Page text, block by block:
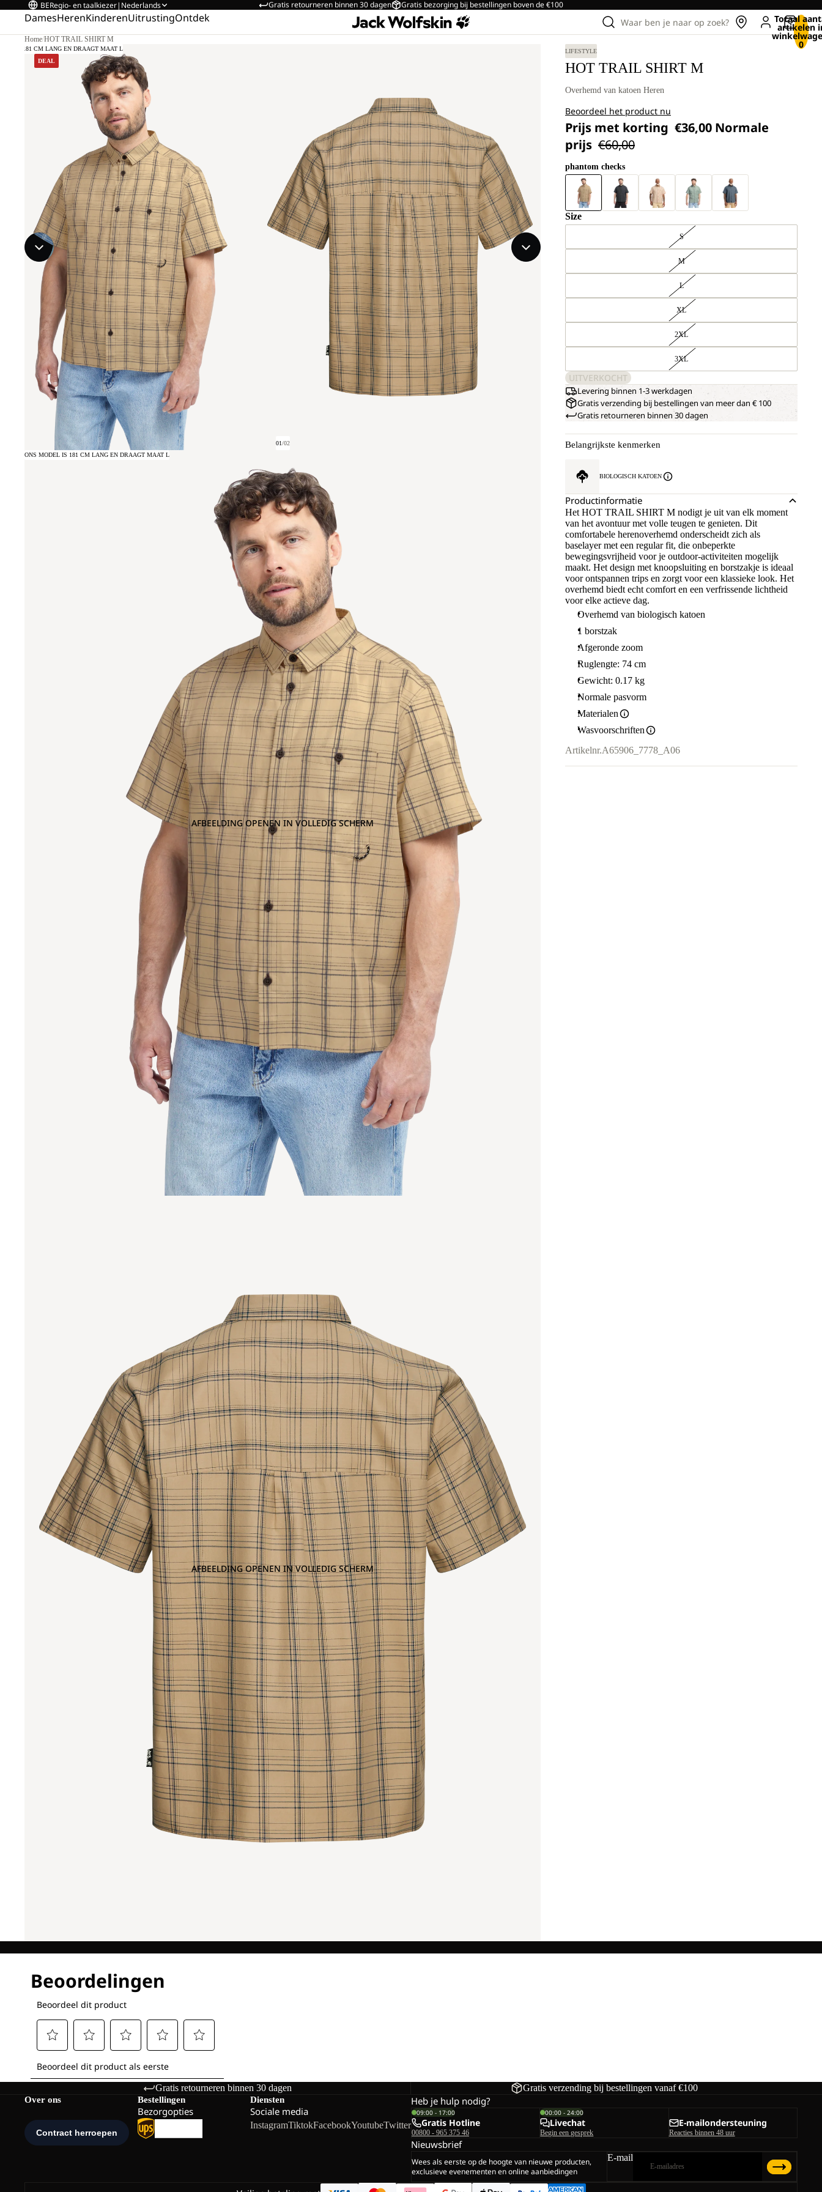
Gratis retourneren binnen 30 dagen Gratis bezorging bij bestellingen boven de €100
BERegio- en taalkiezer| Nederlands
DamesHerenKinderenUitrustingOntdek Waar ben je naar op zoek? Totaal
artikelen
0
Home/HOT TRAIL SHIRT M
DEAL
IS 181 CM LANG EN DRAAGT MAAT L
01/02
AFBEELDING OPENEN IN VOLLEDIG SCHERM
ONS MODEL IS 181 CM LANG EN DRAAGT MAAT L
AFBEELDING OPENEN IN VOLLEDIG SCHERM
LIFESTYLE
HOT TRAIL SHIRT M
Overhemd van katoen Heren
Beoordeel het product nu
Prijs met korting €36,00 Normale
prijs €60,00
phantom checks
Size
S
M
L
XL
2XL
3XL
UITVERKOCHT
Levering binnen 1-3 werkdagen
Gratis verzending bij bestellingen van meer dan € 100
Gratis retourneren binnen 30 dagen
Belangrijkste kenmerken
BIOLOGISCH KATOEN
Productinformatie
Het HOT TRAIL SHIRT M nodigt je uit van elk moment
van het avontuur met volle teugen te genieten. Dit
comfortabele herenoverhemd onderscheidt zich als
baselayer met een regular fit, die onbeperkte
bewegingsvrijheid voor je outdoor-activiteiten mogelijk
maakt. Het design met knoopsluiting en borstzakje is ideaal
voor ontspannen trips en zorgt voor een klassieke look. Het
overhemd biedt echt comfort en een verfrissende lichtheid
voor elke actieve dag.
Overhemd van biologisch katoen
1 borstzak
Afgeronde zoom
Ruglengte: 74 cm
Gewicht: 0.17 kg
Normale pasvorm
Materialen
Wasvoorschriften
Artikelnr.A65906_7778_A06
Gratis retourneren binnen 30 dagen Gratis verzending bij bestellingen vanaf €100
Over ons Bestellingen
Bezorgopties
Diensten
Sociale media
InstagramTiktokFacebookYoutubeTwitter
Heb je hulp nodig?
09:00 - 17:00
Gratis Hotline
00800 - 965 375 46
00:00 - 24:00
Livechat
Begin een gesprek
E-mailondersteuning
Reacties binnen 48 uur
Nieuwsbrief
Wees als eerste op de hoogte van nieuwe producten,
exclusieve evenementen en online aanbiedingen
E-mail